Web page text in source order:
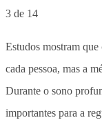
3 de 14
Estudos mostram
cada pessoa, mas a
Durante o sono
importantes para a